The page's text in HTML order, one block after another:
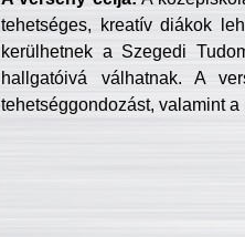
tehetséges, kreatív diákok
kerülhetnek a Szegedi
hallgatóivá válhatnak. A
tehetséggondozást, valamint